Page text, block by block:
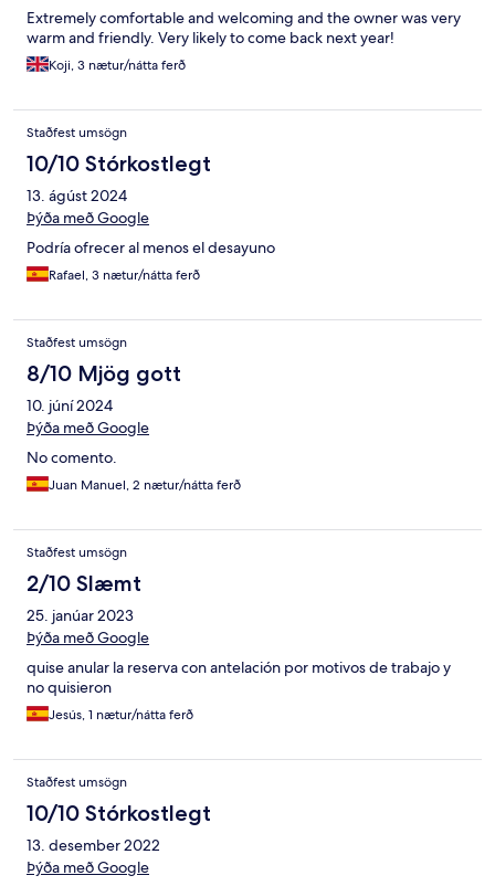
Extremely comfortable and welcoming and the owner was very
warm and friendly. Very likely to come back next year!
Koji, 3 nætur/nátta ferð
Staðfest umsögn
10/10 Stórkostlegt
13. ágúst 2024
Þýða með Google
Podría ofrecer al menos el desayuno
Rafael, 3 nætur/nátta ferð
Staðfest umsögn
8/10 Mjög gott
10. júní 2024
Þýða með Google
No comento.
Juan Manuel, 2 nætur/nátta ferð
Staðfest umsögn
2/10 Slæmt
25. janúar 2023
Þýða með Google
quise anular la reserva con antelación por motivos de trabajo y
no quisieron
Jesús, 1 nætur/nátta ferð
Staðfest umsögn
10/10 Stórkostlegt
13. desember 2022
Þýða með Google